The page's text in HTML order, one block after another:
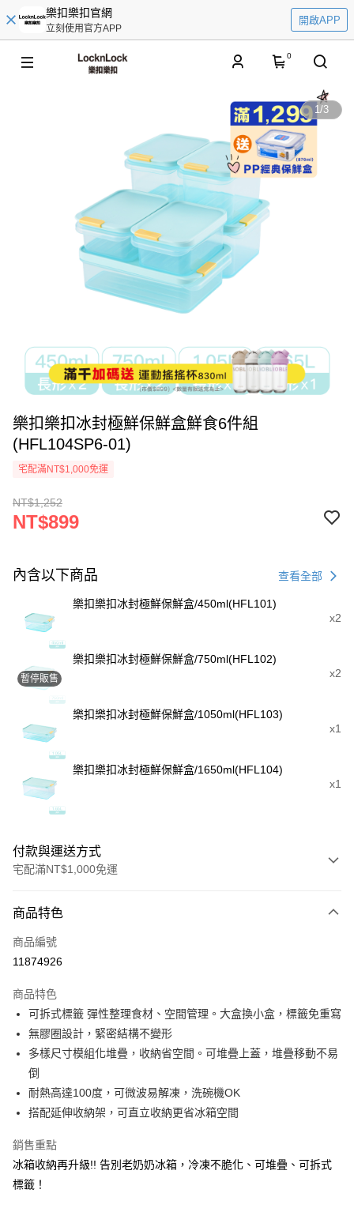
樂扣樂扣官網
立刻使用官方APP
開啟APP
0
1/3
樂扣樂扣冰封極鮮保鮮盒鮮食6件組
(HFL104SP6-01)
宅配滿NT$1,000免運
NT$1,252
NT$899
內含以下商品 查看全部
樂扣樂扣冰封極鮮保鮮盒/450ml(HFL101)
x2
暫停販售
樂扣樂扣冰封極鮮保鮮盒/750ml(HFL102)
x2
樂扣樂扣冰封極鮮保鮮盒/1050ml(HFL103)
x1
樂扣樂扣冰封極鮮保鮮盒/1650ml(HFL104)
x1
付款與運送方式
宅配滿NT$1,000免運
信用卡一次付款
LINE Pay
街口支付
悠遊付
大哥付你分期
相關說明
【大哥付你分期使用說明】
1.本服務由台灣大哥大提供，台灣大哥大用戶可立即使用無須另外申請。
流程，驗證手機門號後，選擇欲分期的期數、繳款截止日，確認付款後即完
成交易。
3.實際核准額度、可分期數及費用金額請依後續交易確認頁面所載為準。
4.訂單成立30分鐘內，如未前往確認交易或遇審核未通過，訂單將自動取
ATM付款
宅配
商品特色
商品編號
11874926
商品特色
可拆式標籤 彈性整理食材、空間管理。大盒換小盒，標籤免重寫
無膠圈設計，緊密結構不變形
多樣尺寸模組化堆疊，收納省空間。可堆疊上蓋，堆疊移動不易
倒
耐熱高達100度，可微波易解凍，洗碗機OK
搭配延伸收納架，可直立收納更省冰箱空間
銷售重點
冰箱收納再升級!! 告別老奶奶冰箱，冷凍不脆化、可堆疊、可拆式
標籤！